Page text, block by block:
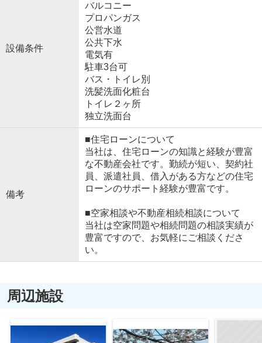
設備条件
バルコニー
プロパンガス
公営水道
公共下水
電気有
駐車3台可
バス・トイレ別
洗髪洗面化粧台
トイレ２ヶ所
独立洗面台
備考
■住宅ローンについて
当社は、住宅ローンの知識と経験が豊富
な不動産会社です。勤続が短い、契約社
員、派遣社員、借入がある方などの住宅
ローンのサポート経験が豊富です。
■空家相談や不動産相続相談について
当社は空家問題や相続問題の相談実績が
豊富ですので、お気軽にご相談くださ
い。
周辺施設